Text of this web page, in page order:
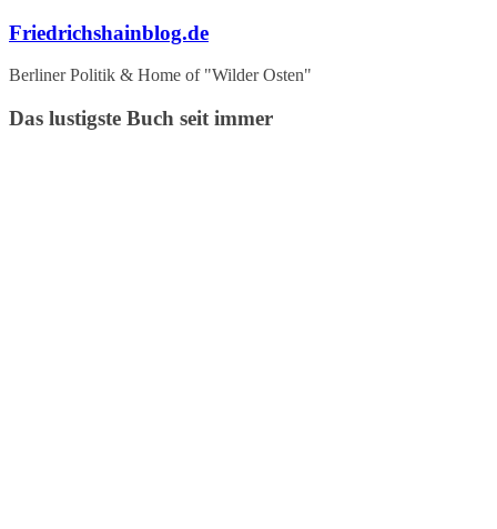
Zum
springen
Friedrichshainblog.de
Berliner Politik & Home of "Wilder Osten"
Das lustigste Buch seit immer